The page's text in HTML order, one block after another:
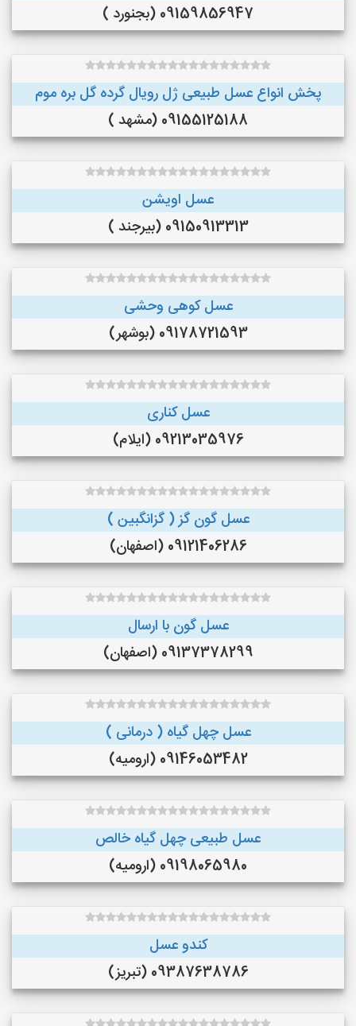
09159856947 (بجنورد )
پخش انواع عسل طبیعی ژل رویال گرده گل بره موم
09155125188 (مشهد )
عسل اویشن
09150913313 (بیرجند )
عسل کوهی وحشی
09178721593 (بوشهر)
عسل کناری
09213035976 (ایلام)
عسل گون گز ( گزانگبین )
09121406286 (اصفهان)
عسل گون با ارسال
09137378299 (اصفهان)
عسل چهل گیاه ( درمانی )
09146053482 (ارومیه)
عسل طبیعی چهل گیاه خالص
09198065980 (ارومیه)
کندو عسل
09387638786 (تبریز)